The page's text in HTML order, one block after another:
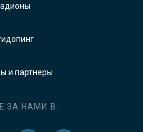
и партнеры
ЗА НАМИ В: